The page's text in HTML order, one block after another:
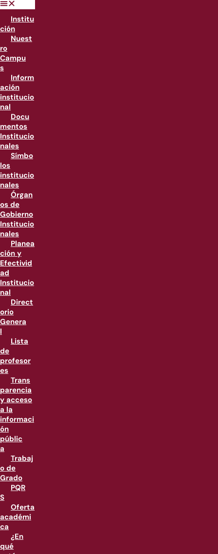
Institu
ción
Nuest
ro
Campu
s
Inform
ación
institucio
nal
Docu
mentos
Institucio
nales
Símbo
los
institucio
nales
Órgan
os de
Gobierno
Institucio
nales
Planea
ción y
Efectivid
ad
Institucio
nal
Direct
orio
Genera
l
Lista
de
profesor
es
Trans
parencia
y acceso
a la
informaci
ón
públic
a
Trabaj
o de
Grado
PQR
S
Oferta
académi
ca
¿En
qué